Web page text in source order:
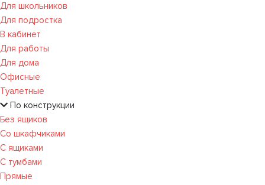
Для школьников
Для подростка
В кабинет
Для работы
Для дома
Офисные
Туалетные
По конструкции
Без ящиков
Со шкафчиками
С ящиками
С тумбами
Прямые